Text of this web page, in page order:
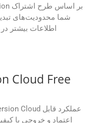
شما محدودیت‌های
اطلاعات بیشتر
Cloud Free
اعتماد و خروجی با